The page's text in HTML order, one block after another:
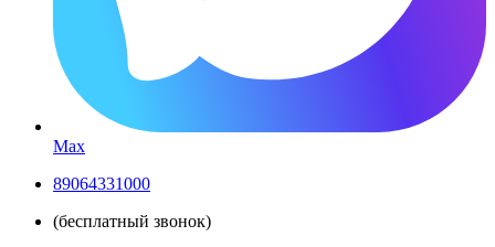
Max
89064331000
(бесплатный звонок)